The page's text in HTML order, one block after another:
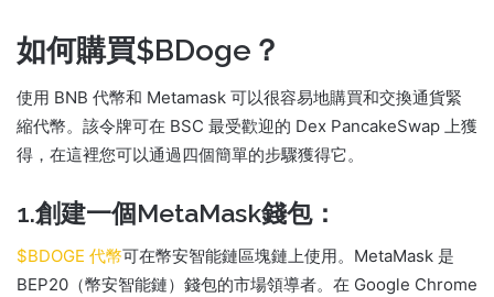
如何購買$BDoge？
使用 BNB 代幣和 Metamask 可以很容易地購買和交換通貨緊
縮代幣。 該令牌可在 BSC 最受歡迎的 Dex PancakeSwap 上獲
得，在這裡您可以通過四個簡單的步驟獲得它。
1.創建一個MetaMask錢包：
$BDOGE 代幣可在幣安智能鏈區塊鏈上使用。 MetaMask 是
BEP20（幣安智能鏈）錢包的市場領導者。 在 Google Chrome